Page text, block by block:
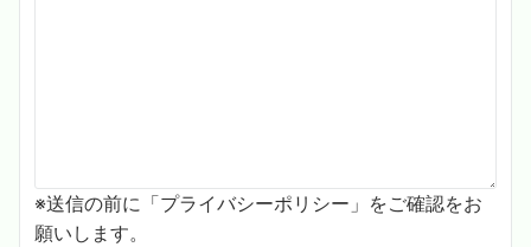
※送信の前に「プライバシーポリシー」をご確認をお
願いします。